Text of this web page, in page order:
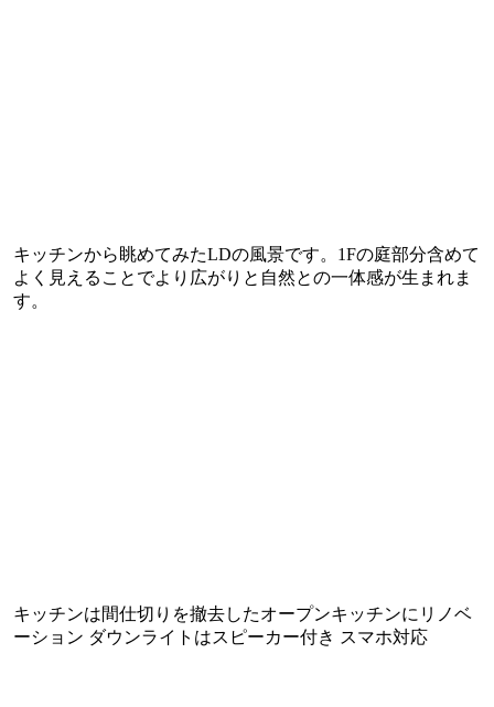
キッチンから眺めてみたLDの風景です。1Fの庭部分含めて
よく見えることでより広がりと自然との一体感が生まれま
す。
キッチンは間仕切りを撤去したオープンキッチンにリノベ
ーション ダウンライトはスピーカー付き スマホ対応